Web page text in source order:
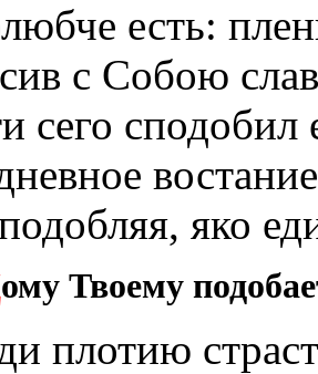
есть:
с Собою
сего
яко
ому Твоему
плотию